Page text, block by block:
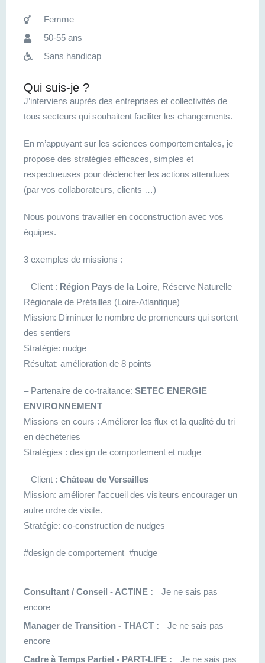
Femme
50-55 ans
Sans handicap
Qui suis-je ?
J’interviens auprès des entreprises et collectivités de
tous secteurs qui souhaitent faciliter les changements.
En m’appuyant sur les sciences comportementales, je
propose des stratégies efficaces, simples et
respectueuses pour déclencher les actions attendues
(par vos collaborateurs, clients …)
Nous pouvons travailler en coconstruction avec vos
équipes.
3 exemples de missions :
– Client : Région Pays de la Loire, Réserve Naturelle
Régionale de Préfailles (Loire-Atlantique)
Mission: Diminuer le nombre de promeneurs qui sortent
des sentiers
Stratégie: nudge
Résultat: amélioration de 8 points
– Partenaire de co-traitance: SETEC ENERGIE
ENVIRONNEMENT
Missions en cours : Améliorer les flux et la qualité du tri
en déchèteries
Stratégies : design de comportement et nudge
– Client : Château de Versailles
Mission: améliorer l’accueil des visiteurs encourager un
autre ordre de visite.
Stratégie: co-construction de nudges
#design de comportement #nudge
Consultant / Conseil - ACTINE :
Je ne sais pas
encore
Manager de Transition - THACT :
Je ne sais pas
encore
Cadre à Temps Partiel - PART-LIFE :
Je ne sais pas